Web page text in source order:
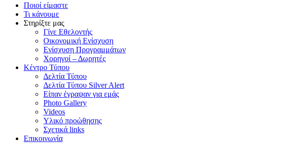
Ποιοί είμαστε
Τι κάνουμε
Στηρίξτε μας
Γίνε Εθελοντής
Οικονομική Ενίσχυση
Ενίσχυση Προγραμμάτων
Χορηγοί – Δωρητές
Κέντρο Τύπου
Δελτία Τύπου
Δελτία Τύπου Silver Alert
Είπαν έγραψαν για εμάς
Photo Gallery
Videos
Υλικό προώθησης
Σχετικά links
Επικοινωνία